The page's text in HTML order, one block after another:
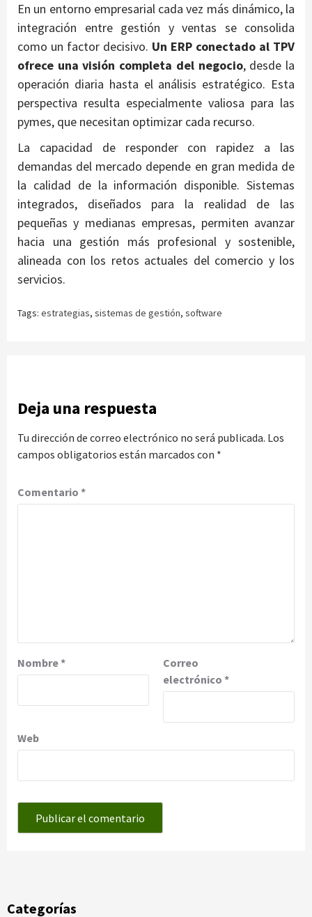
En un entorno empresarial cada vez más dinámico, la
integración entre gestión y ventas se consolida
como un factor decisivo. Un ERP conectado al TPV
ofrece una visión completa del negocio, desde la
operación diaria hasta el análisis estratégico. Esta
perspectiva resulta especialmente valiosa para las
pymes, que necesitan optimizar cada recurso.
La capacidad de responder con rapidez a las
demandas del mercado depende en gran medida de
la calidad de la información disponible. Sistemas
integrados, diseñados para la realidad de las
pequeñas y medianas empresas, permiten avanzar
hacia una gestión más profesional y sostenible,
alineada con los retos actuales del comercio y los
servicios.
Tags: estrategias, sistemas de gestión, software
Deja una respuesta
Tu dirección de correo electrónico no será publicada. Los
campos obligatorios están marcados con *
Comentario *
Nombre*
Correo
electrónico *
Web
Categorías